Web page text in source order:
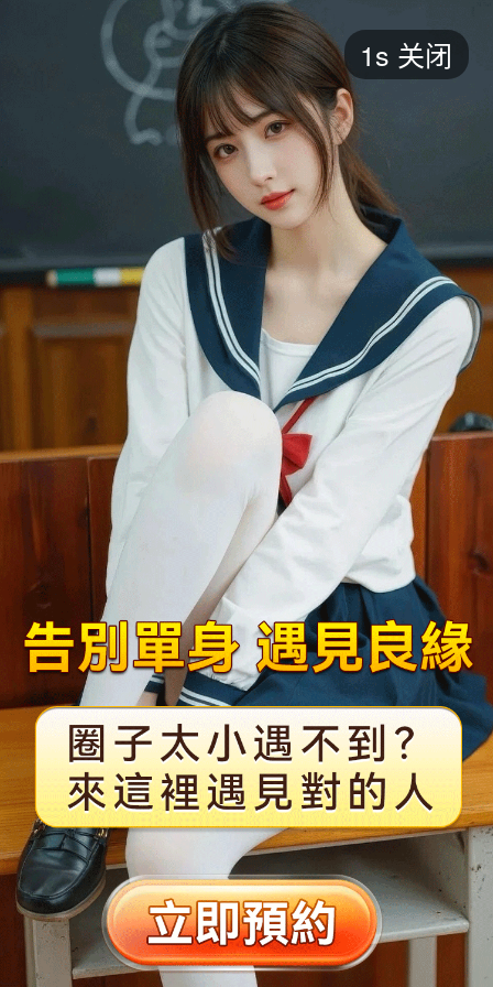
短剧
最热 添加 评分
都市 甜宠 逆袭 玄幻
2025 2024 2023 2022
全部 大陆 香港 台湾 美国 韩国 日本
1s 关闭